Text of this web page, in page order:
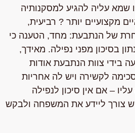
שמא עליה להגיע למסקנותיה
מקצועיים יותר ? רביעית,
של הנתבעת: מחד, הטענה כי
בסיכון מפני נפילה. מאידך,
בידי צוות הנתבעת אודות
לקשירה ויש לה אחריות
– אם אין סיכון לנפילה
צורך ליידע את המשפחה ולבקש